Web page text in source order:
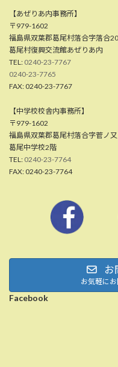
【あぜりあ内事務所】
〒979-1602
福島県双葉郡葛尾村落合字落合
葛尾村復興交流館あぜりあ内
TEL: 0240-23-7767
0240-23-7765
FAX: 0240-23-7767
【中学校校舎内事務所】
〒979-1602
福島県双葉郡葛尾村落合字菅ノ
葛尾中学校2階
TEL: 0240-23-7764
FAX: 0240-23-7764
お
お気軽にお
Facebook